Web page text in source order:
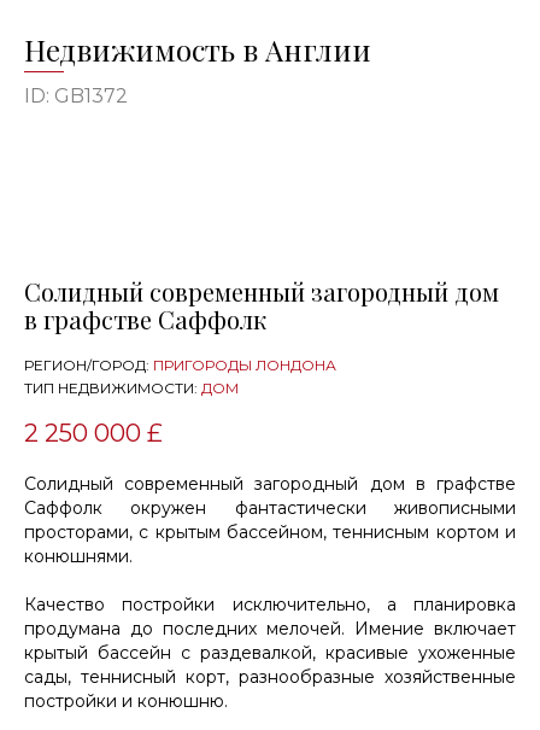
Недвижимость в Англии
ID: GB1372
Солидный современный загородный дом
в графстве Саффолк
РЕГИОН/ГОРОД: ПРИГОРОДЫ ЛОНДОНА
ТИП НЕДВИЖИМОСТИ: ДОМ
2 250 000 £
Солидный современный загородный дом в графстве
Саффолк окружен фантастически живописными
просторами, с крытым бассейном, теннисным кортом и
конюшнями.
Качество постройки исключительно, а планировка
продумана до последних мелочей. Имение включает
крытый бассейн с раздевалкой, красивые ухоженные
сады, теннисный корт, разнообразные хозяйственные
постройки и конюшню.